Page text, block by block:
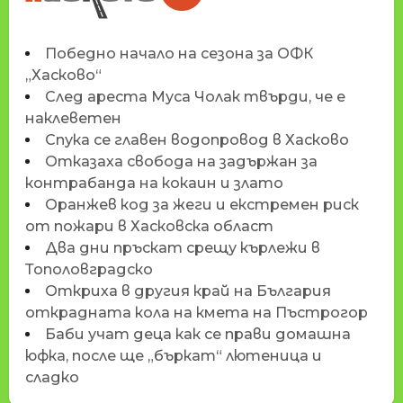
Победно начало на сезона за ОФК
„Хасково“
След ареста Муса Чолак твърди, че е
наклеветен
Спука се главен водопровод в Хасково
Отказаха свобода на задържан за
контрабанда на кокаин и злато
Оранжев код за жеги и екстремен риск
от пожари в Хасковска област
Два дни пръскат срещу кърлежи в
Тополовградско
Откриха в другия край на България
открадната кола на кмета на Пъстрогор
Баби учат деца как се прави домашна
юфка, после ще „бъркат“ лютеница и
сладко